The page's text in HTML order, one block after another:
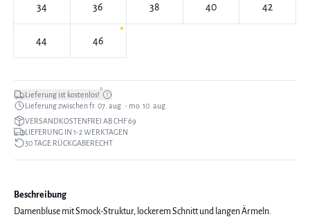
34 36 38 40 42
44 46
Lieferung ist kostenlos!*
Lieferung zwischen fr. 07. aug. - mo. 10. aug.
VERSANDKOSTENFREI AB CHF 69
LIEFERUNG IN 1-2 WERKTAGEN
30 TAGE RÜCKGABERECHT
Beschreibung
Damenbluse mit Smock-Struktur, lockerem Schnitt und langen Ärmeln.